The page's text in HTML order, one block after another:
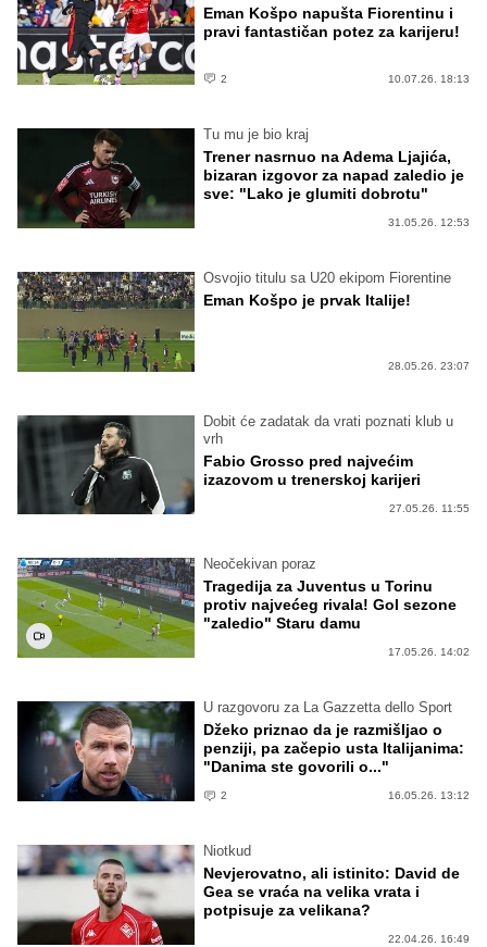
Eman Košpo napušta Fiorentinu i
pravi fantastičan potez za karijeru!
2 10.07.26. 18:13
Tu mu je bio kraj
Trener nasrnuo na Adema Ljajića,
bizaran izgovor za napad zaledio je
sve: "Lako je glumiti dobrotu"
31.05.26. 12:53
Osvojio titulu sa U20 ekipom Fiorentine
Eman Košpo je prvak Italije!
28.05.26. 23:07
Dobit će zadatak da vrati poznati klub u
vrh
Fabio Grosso pred najvećim
izazovom u trenerskoj karijeri
27.05.26. 11:55
Neočekivan poraz
Tragedija za Juventus u Torinu
protiv najvećeg rivala! Gol sezone
"zaledio" Staru damu
17.05.26. 14:02
U razgovoru za La Gazzetta dello Sport
Džeko priznao da je razmišljao o
penziji, pa začepio usta Italijanima:
"Danima ste govorili o..."
2 16.05.26. 13:12
Niotkud
Nevjerovatno, ali istinito: David de
Gea se vraća na velika vrata i
potpisuje za velikana?
22.04.26. 16:49